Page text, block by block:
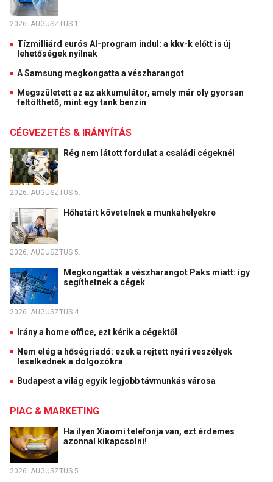
2026. AUGUSZTUS 1.
Tízmilliárd eurós AI-program indul: a kkv-k előtt is új
lehetőségek nyílnak
A Samsung megkongatta a vészharangot
Megszületett az az akkumulátor, amely már oly gyorsan
feltölthető, mint egy tank benzin
CÉGVEZETÉS & IRÁNYÍTÁS
Rég nem látott fordulat a családi cégeknél
2026. AUGUSZTUS 5.
Hőhatárt követelnek a munkahelyekre
2026. AUGUSZTUS 5.
Megkongatták a vészharangot Paks miatt: így
segíthetnek a cégek
2026. AUGUSZTUS 4.
Irány a home office, ezt kérik a cégektől
Nem elég a hőségriadó: ezek a rejtett nyári veszélyek
leselkednek a dolgozókra
Budapest a világ egyik legjobb távmunkás városa
PIAC & MARKETING
Ha ilyen Xiaomi telefonja van, ezt érdemes
azonnal kikapcsolni!
2026. AUGUSZTUS 5.